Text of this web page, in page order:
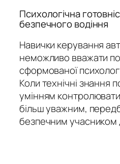
Психологічна
безпечного водіння
Навички керування
неможливо вважати
сформованої
Коли технічні знання
умінням контролювати
більш уважним,
безпечним